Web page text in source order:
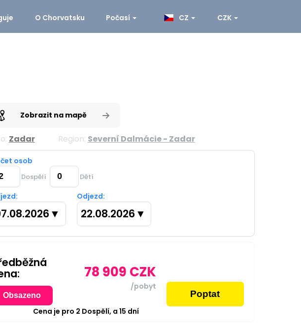
O Chorvatsku Počasí CZ CZK
Zobrazit na mapě
Zadar Region: Severní Dalmácie - Zadar
osob
Dospělí Dětí
▼
Odjezd:
22.08.2026 ▼
Obsazeno
78 909 CZK
/pobyt
Poptat
Cena je pro 2 Dospělí, a15 dní